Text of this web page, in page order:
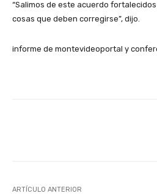
“Salimos de este acuerdo
cosas que deben corregirse”, dijo.
informe de montevideoportal y
ARTÍCULO ANTERIOR